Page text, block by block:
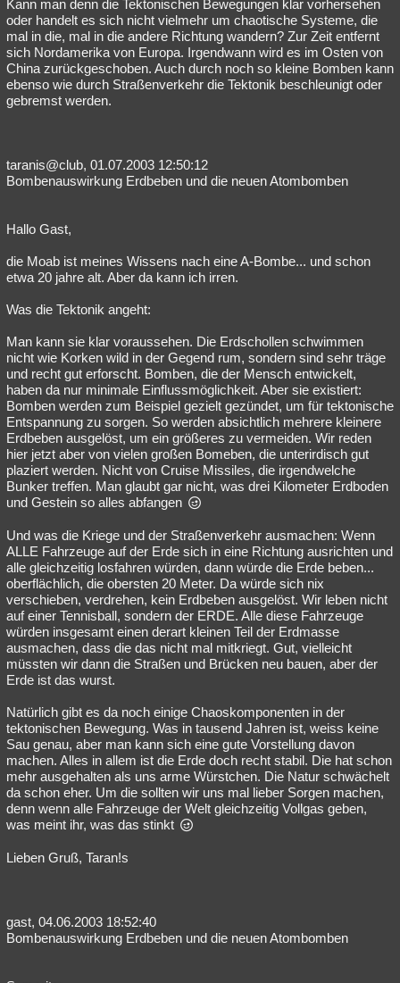
Kann man denn die Tektonischen Bewegungen klar vorhersehen
oder handelt es sich nicht vielmehr um chaotische Systeme, die
mal in die, mal in die andere Richtung wandern? Zur Zeit entfernt
sich Nordamerika von Europa. Irgendwann wird es im Osten von
China zurückgeschoben. Auch durch noch so kleine Bomben kann
ebenso wie durch Straßenverkehr die Tektonik beschleunigt oder
gebremst werden.
taranis@club, 01.07.2003 12:50:12
Bombenauswirkung Erdbeben und die neuen Atombomben
Hallo Gast,
die Moab ist meines Wissens nach eine A-Bombe... und schon
etwa 20 jahre alt. Aber da kann ich irren.
Was die Tektonik angeht:
Man kann sie klar voraussehen. Die Erdschollen schwimmen
nicht wie Korken wild in der Gegend rum, sondern sind sehr träge
und recht gut erforscht. Bomben, die der Mensch entwickelt,
haben da nur minimale Einflussmöglichkeit. Aber sie existiert:
Bomben werden zum Beispiel gezielt gezündet, um für tektonische
Entspannung zu sorgen. So werden absichtlich mehrere kleinere
Erdbeben ausgelöst, um ein größeres zu vermeiden. Wir reden
hier jetzt aber von vielen großen Bomeben, die unterirdisch gut
plaziert werden. Nicht von Cruise Missiles, die irgendwelche
Bunker treffen. Man glaubt gar nicht, was drei Kilometer Erdboden
und Gestein so alles abfangen
Und was die Kriege und der Straßenverkehr ausmachen: Wenn
ALLE Fahrzeuge auf der Erde sich in eine Richtung ausrichten und
alle gleichzeitig losfahren würden, dann würde die Erde beben...
oberflächlich, die obersten 20 Meter. Da würde sich nix
verschieben, verdrehen, kein Erdbeben ausgelöst. Wir leben nicht
auf einer Tennisball, sondern der ERDE. Alle diese Fahrzeuge
würden insgesamt einen derart kleinen Teil der Erdmasse
ausmachen, dass die das nicht mal mitkriegt. Gut, vielleicht
müssten wir dann die Straßen und Brücken neu bauen, aber der
Erde ist das wurst.
Natürlich gibt es da noch einige Chaoskomponenten in der
tektonischen Bewegung. Was in tausend Jahren ist, weiss keine
Sau genau, aber man kann sich eine gute Vorstellung davon
machen. Alles in allem ist die Erde doch recht stabil. Die hat schon
mehr ausgehalten als uns arme Würstchen. Die Natur schwächelt
da schon eher. Um die sollten wir uns mal lieber Sorgen machen,
denn wenn alle Fahrzeuge der Welt gleichzeitig Vollgas geben,
was meint ihr, was das stinkt
Lieben Gruß, Taran!s
gast, 04.06.2003 18:52:40
Bombenauswirkung Erdbeben und die neuen Atombomben